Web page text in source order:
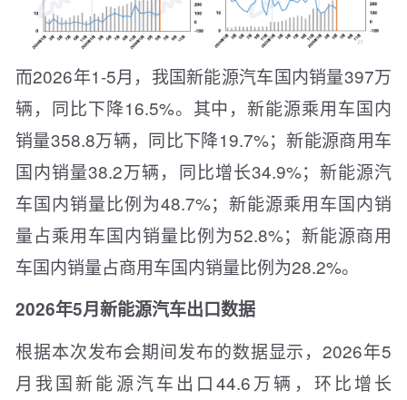
而2026年1-5月，我国新能源汽车国内销量397万
辆，同比下降16.5%。其中，新能源乘用车国内
销量358.8万辆，同比下降19.7%；新能源商用车
国内销量38.2万辆，同比增长34.9%；新能源汽
车国内销量比例为48.7%；新能源乘用车国内销
量占乘用车国内销量比例为52.8%；新能源商用
车国内销量占商用车国内销量比例为28.2%。
2026年5月新能源汽车出口数据
根据本次发布会期间发布的数据显示，2026年5
月我国新能源汽车出口44.6万辆，环比增长